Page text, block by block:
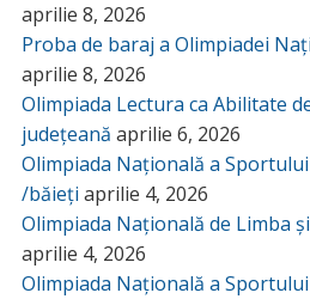
aprilie 8, 2026
Proba de baraj a Olimpiadei
aprilie 8, 2026
Olimpiada Lectura ca Abilitate
județeană aprilie 6, 2026
Olimpiada Națională a
/băieți aprilie 4, 2026
Olimpiada Națională de Limba
aprilie 4, 2026
Olimpiada Națională a